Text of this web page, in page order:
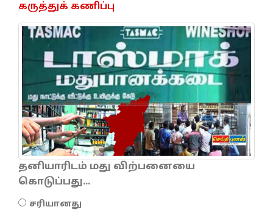
கருத்துக் கணிப்பு
தனியாரிடம் மது விற்பனையை
கொடுப்பது...
சரியானது